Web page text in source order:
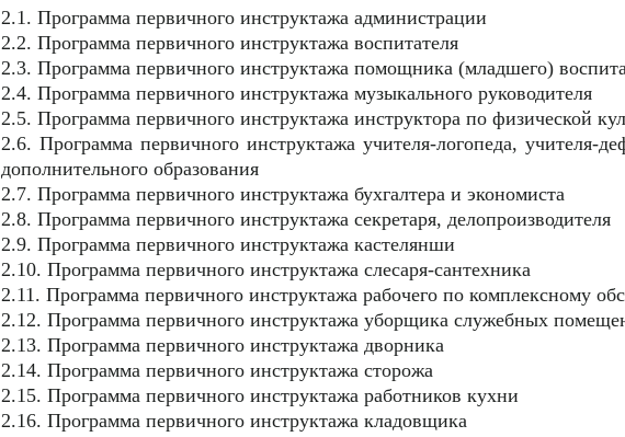
2.1. Программа первичного инструктажа администрации
2.2. Программа первичного инструктажа воспитателя
2.3. Программа первичного инструктажа помощника (младшего)
2.4. Программа первичного инструктажа музыкального руководителя
2.5. Программа первичного инструктажа инструктора по физической
2.6. Программа первичного инструктажа учителя-логопеда, учителя-
дополнительного образования
2.7. Программа первичного инструктажа бухгалтера и экономиста
2.8. Программа первичного инструктажа секретаря, делопроизводителя
2.9. Программа первичного инструктажа кастелянши
2.10. Программа первичного инструктажа слесаря-сантехника
2.11. Программа первичного инструктажа рабочего по комплексному
2.12. Программа первичного инструктажа уборщика служебных
2.13. Программа первичного инструктажа дворника
2.14. Программа первичного инструктажа сторожа
2.15. Программа первичного инструктажа работников кухни
2.16. Программа первичного инструктажа кладовщика